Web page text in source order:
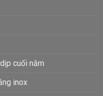
cuối năm
inox